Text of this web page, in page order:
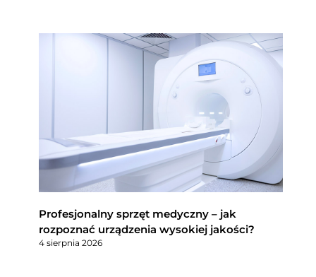
Profesjonalny sprzęt medyczny – jak
rozpoznać urządzenia wysokiej jakości?
4 sierpnia 2026